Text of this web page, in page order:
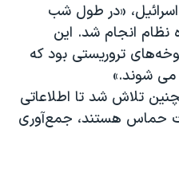
«در طول شب
نظام انجام شد. این
تروریستی بود که
می شوند.»
تلاش شد تا اطلاعاتی
در اسارت حماس هستند، جمع‌آوری